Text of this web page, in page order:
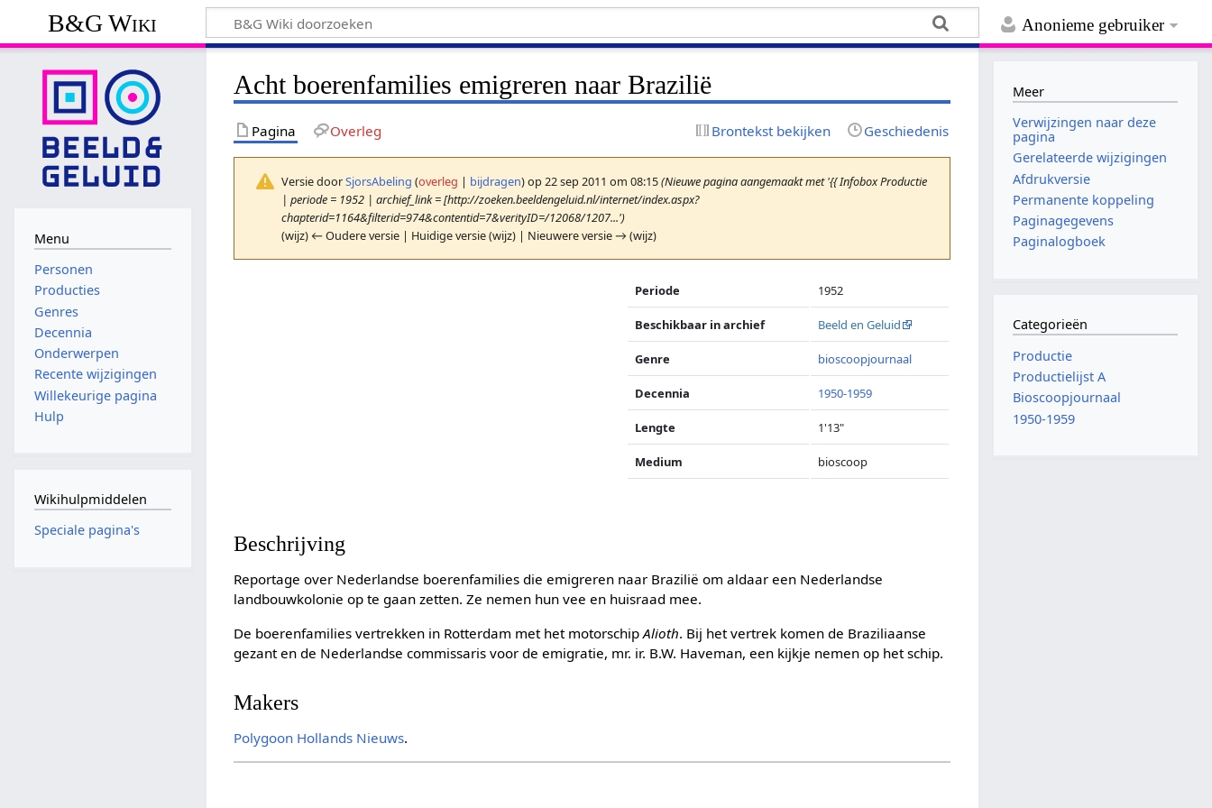
Anonieme gebruiker
B&G Wiki
Acht boerenfamilies emigreren naar Brazilië
Pagina Overleg Brontekst bekijken Geschiedenis
Versie doorSjorsAbeling (overleg | bijdragen)op 22 sep 2011 om 08:15(Nieuwe pagina aangemaakt met '{{ Infobox Productie
| periode = 1952 | archief_link = [http://zoeken.beeldengeluid.nl/internet/index.aspx?
chapterid=1164&filterid=974&contentid=7&verityID=/12068/1207...')
(wijz) ← Oudere versie | Huidige versie (wijz) | Nieuwere versie → (wijz)
Periode 1952
Beschikbaar in archief Beeld en Geluid
Genre bioscoopjournaal
Decennia 1950-1959
Lengte 1'13"
Medium bioscoop
Beschrijving
Reportage over Nederlandse boerenfamilies die emigreren naar Brazilië om aldaar een Nederlandse
landbouwkolonie op te gaan zetten. Ze nemen hun vee en huisraad mee.
De boerenfamilies vertrekken in Rotterdam met het motorschipAlioth. Bij het vertrek komen de Braziliaanse
gezant en de Nederlandse commissaris voor de emigratie, mr. ir. B.W. Haveman, een kijkje nemen op het schip.
Makers
Polygoon Hollands Nieuws.
Menu
Personen
Producties
Genres
Decennia
Onderwerpen
Recente wijzigingen
Willekeurige pagina
Hulp
Wikihulpmiddelen
Speciale pagina's
Meer
Verwijzingen naar deze
pagina
Gerelateerde wijzigingen
Afdrukversie
Permanente koppeling
Paginagegevens
Paginalogboek
Categorieën
Productie
Productielijst A
Bioscoopjournaal
1950-1959